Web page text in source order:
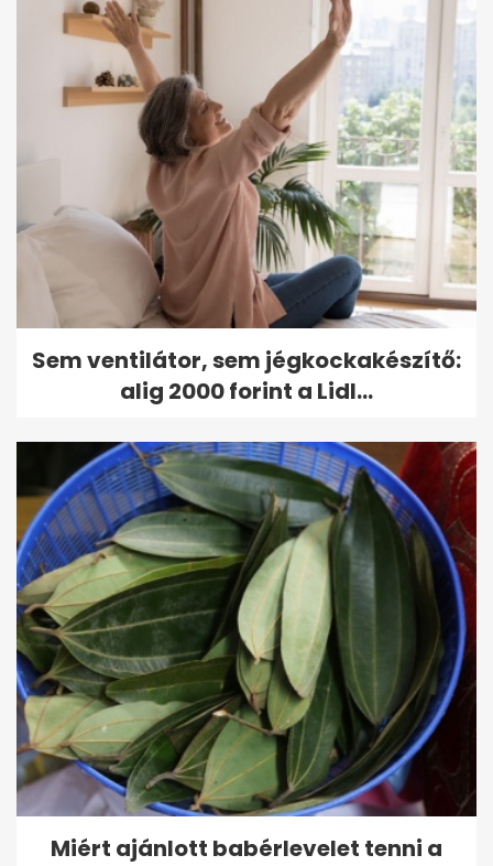
Sem ventilátor, sem jégkockakészítő:
alig 2000 forint a Lidl...
Miért ajánlott babérlevelet tenni a